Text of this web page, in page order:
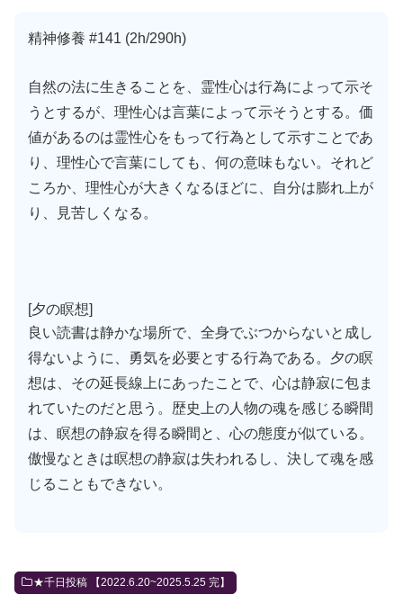
精神修養 #141 (2h/290h)
自然の法に生きることを、霊性心は行為によって示そ
うとするが、理性心は言葉によって示そうとする。価
値があるのは霊性心をもって行為として示すことであ
り、理性心で言葉にしても、何の意味もない。それど
ころか、理性心が大きくなるほどに、自分は膨れ上が
り、見苦しくなる。
[夕の瞑想]
良い読書は静かな場所で、全身でぶつからないと成し
得ないように、勇気を必要とする行為である。夕の瞑
想は、その延長線上にあったことで、心は静寂に包ま
れていたのだと思う。歴史上の人物の魂を感じる瞬間
は、瞑想の静寂を得る瞬間と、心の態度が似ている。
傲慢なときは瞑想の静寂は失われるし、決して魂を感
じることもできない。
★千日投稿 【2022.6.20~2025.5.25 完】